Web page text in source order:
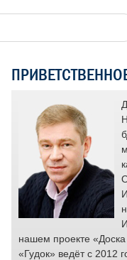
и нашем проекте
«Гудок» ведёт с 2012